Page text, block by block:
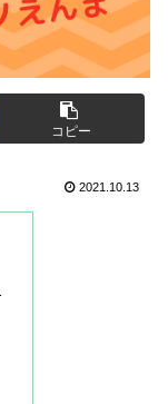
コピー
2021.10.13